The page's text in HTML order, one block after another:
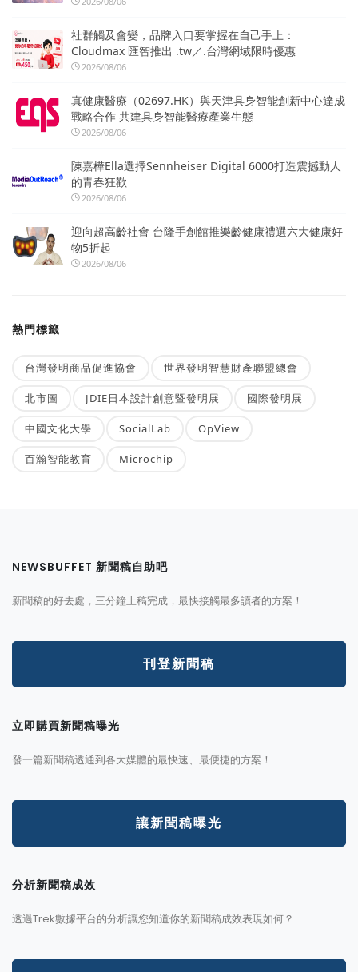
社群觸及會變，品牌入口要掌握在自己手上：
Cloudmax 匯智推出 .tw／.台灣網域限時優惠
2026/08/06
真健康醫療（02697.HK）與天津具身智能創新中心達成
戰略合作 共建具身智能醫療產業生態
2026/08/06
陳嘉樺Ella選擇Sennheiser Digital 6000打造震撼動人
的青春狂歡
2026/08/06
迎向超高齡社會 台隆手創館推樂齡健康禮選六大健康好
物5折起
2026/08/06
熱門標籤
台灣發明商品促進協會 世界發明智慧財產聯盟總會
北市圖 JDIE日本設計創意暨發明展 國際發明展
中國文化大學 SocialLab OpView
百瀚智能教育 Microchip
NEWSBUFFET 新聞稿自助吧
新聞稿的好去處，三分鐘上稿完成，最快接觸最多讀者的方案！
刊登新聞稿
立即購買新聞稿曝光
發一篇新聞稿透通到各大媒體的最快速、最便捷的方案！
讓新聞稿曝光
分析新聞稿成效
透過Trek數據平台的分析讓您知道你的新聞稿成效表現如何？